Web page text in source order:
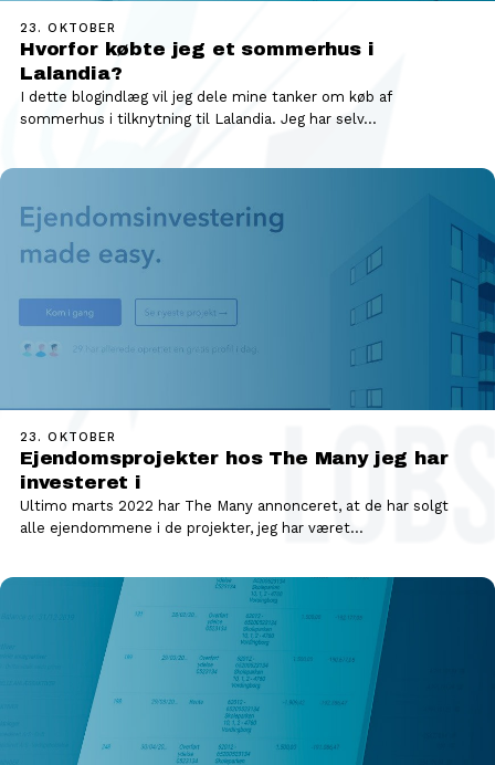
23. OKTOBER
Hvorfor købte jeg et sommerhus i
Lalandia?
I dette blogindlæg vil jeg dele mine tanker om køb af
sommerhus i tilknytning til Lalandia. Jeg har selv…
23. OKTOBER
Ejendomsprojekter hos The Many jeg har
investeret i
Ultimo marts 2022 har The Many annonceret, at de har solgt
alle ejendommene i de projekter, jeg har været…